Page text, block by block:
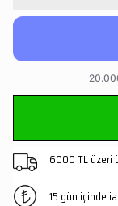
6000 TL üzeri
15 gün içinde